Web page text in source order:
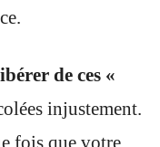
de ces «
injustement.
fois que votre